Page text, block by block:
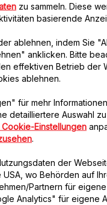
empfohlenes
zu sammeln. Diese
basierende
ablehnen, indem Sie
anklicken. Bitte
effektiven Betrieb der
ablehnen.
für mehr
detailliertere Auswahl
Cookie-Einstellungen
.
der
wo Behörden auf
Partnern für
Analytics" für eigene